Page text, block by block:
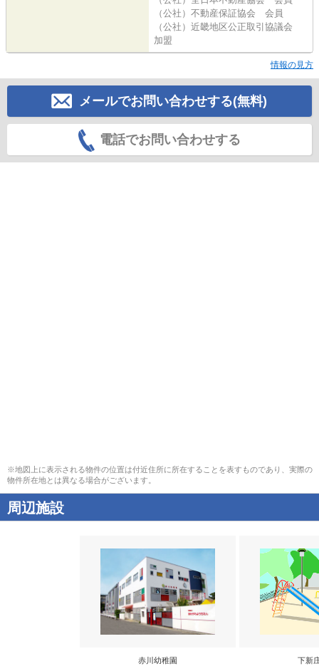
（公社）不動産保証協会 会員
（公社）近畿地区公正取引協議会
加盟
情報の見方
メールでお問い合わせする(無料)
電話でお問い合わせする
※地図上に表示される物件の位置は付近住所に所在することを表すものであり、実際の
物件所在地とは異なる場合がございます。
周辺施設
赤川幼稚園 下新